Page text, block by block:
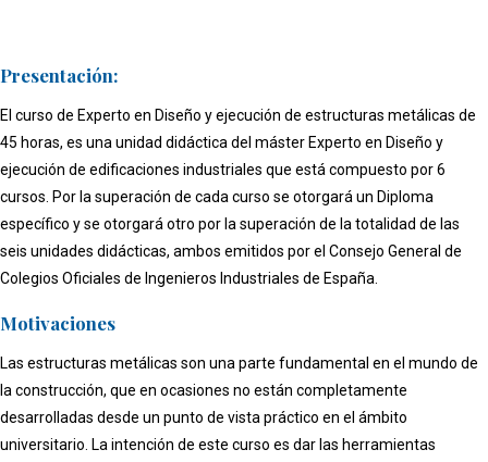
Presentación:
El curso de Experto en Diseño y ejecución de estructuras metálicas de
45 horas, es una unidad didáctica del máster Experto en Diseño y
ejecución de edificaciones industriales que está compuesto por 6
cursos. Por la superación de cada curso se otorgará un Diploma
específico y se otorgará otro por la superación de la totalidad de las
seis unidades didácticas, ambos emitidos por el Consejo General de
Colegios Oficiales de Ingenieros Industriales de España.
Motivaciones
Las estructuras metálicas son una parte fundamental en el mundo de
la construcción, que en ocasiones no están completamente
desarrolladas desde un punto de vista práctico en el ámbito
universitario. La intención de este curso es dar las herramientas